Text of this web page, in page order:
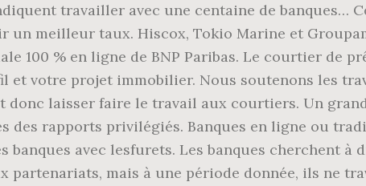
travailler avec une centaine de banques…
un meilleur taux. Hiscox, Tokio Marine et
100 % en ligne de BNP Paribas. Le courtier de
et votre projet immobilier. Nous soutenons les
donc laisser faire le travail aux courtiers. Un
des rapports privilégiés. Banques en ligne ou
banques avec lesfurets. Les banques cherchent
partenariats, mais à une période donnée, ils ne